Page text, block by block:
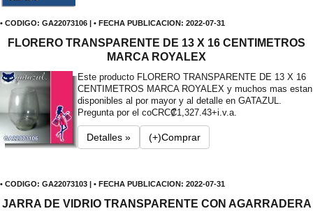
• CODIGO: GA22073106 | • FECHA PUBLICACION: 2022-07-31
FLORERO TRANSPARENTE DE 13 X 16 CENTIMETROS
MARCA ROYALEX
Este producto FLORERO TRANSPARENTE DE 13 X 16
CENTIMETROS MARCA ROYALEX y muchos mas estan
disponibles al por mayor y al detalle en GATAZUL.
Pregunta por el coCRC₡1,327.43+i.v.a.
Detalles » (+)Comprar
• CODIGO: GA22073103 | • FECHA PUBLICACION: 2022-07-31
JARRA DE VIDRIO TRANSPARENTE CON AGARRADERA